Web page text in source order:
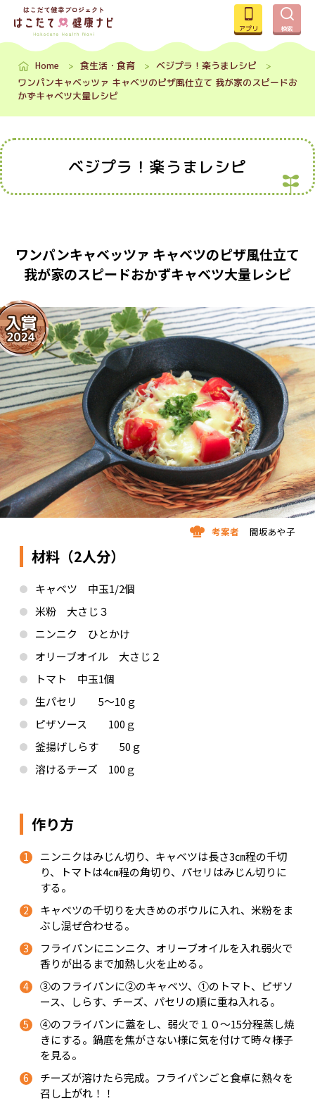
アプリ 検索
Home 食生活・食育
ベジプラ！楽うまレシピ
ワンパンキャベッツァ キャベツのピザ風仕立て 我が家のスピードお
かずキャベツ大量レシピ
ベジプラ！楽うまレシピ
ワンパンキャベッツァ キャベツのピザ風仕立て
我が家のスピードおかずキャベツ大量レシピ
考案者 間坂あや子
材料（2人分）
キャベツ 中玉1/2個
米粉 大さじ３
ニンニク ひとかけ
オリーブオイル 大さじ２
トマト 中玉1個
生パセリ 5～10ｇ
ピザソース 100ｇ
釜揚げしらす 50ｇ
溶けるチーズ 100ｇ
作り方
ニンニクはみじん切り、キャベツは長さ3㎝程の千切
り、トマトは4㎝程の角切り、パセリはみじん切りに
する。
キャベツの千切りを大きめのボウルに入れ、米粉をま
ぶし混ぜ合わせる。
フライパンにニンニク、オリーブオイルを入れ弱火で
香りが出るまで加熱し火を止める。
③のフライパンに②のキャベツ、①のトマト、ピザソ
ース、しらす、チーズ、パセリの順に重ね入れる。
④のフライパンに蓋をし、弱火で１０～15分程蒸し焼
きにする。鍋底を焦がさない様に気を付けて時々様子
を見る。
チーズが溶けたら完成。フライパンごと食卓に熱々を
召し上がれ！！